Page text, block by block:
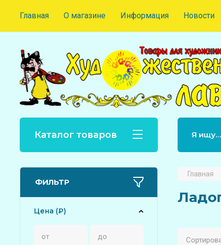
Главная О магазине Информация Новости
Каталог товаров
ФИЛЬТР
Цена (₽)
Главная